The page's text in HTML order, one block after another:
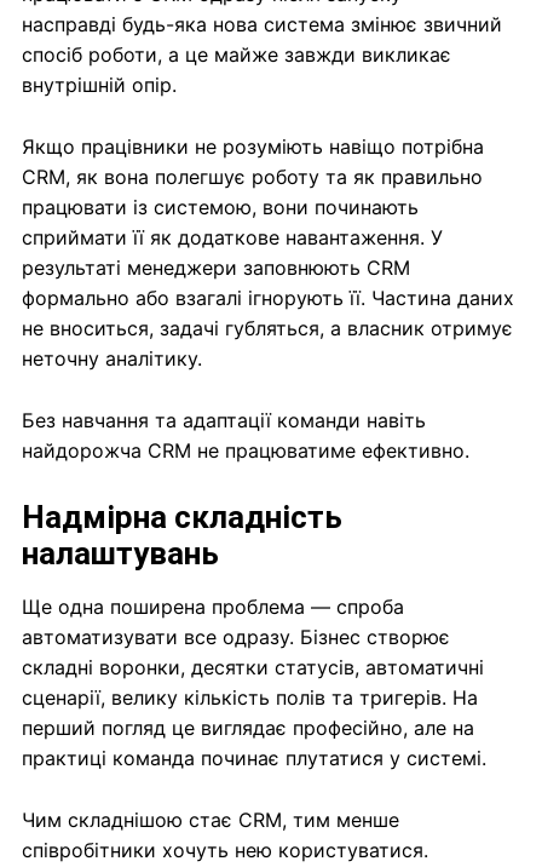
насправді будь-яка нова система змінює звичний
спосіб роботи, а це майже завжди викликає
внутрішній опір.
Якщо працівники не розуміють навіщо потрібна
CRM, як вона полегшує роботу та як правильно
працювати із системою, вони починають
сприймати її як додаткове навантаження. У
результаті менеджери заповнюють CRM
формально або взагалі ігнорують її. Частина даних
не вноситься, задачі губляться, а власник отримує
неточну аналітику.
Без навчання та адаптації команди навіть
найдорожча CRM не працюватиме ефективно.
Надмірна складність
налаштувань
Ще одна поширена проблема — спроба
автоматизувати все одразу. Бізнес створює
складні воронки, десятки статусів, автоматичні
сценарії, велику кількість полів та тригерів. На
перший погляд це виглядає професійно, але на
практиці команда починає плутатися у системі.
Чим складнішою стає CRM, тим менше
співробітники хочуть нею користуватися.